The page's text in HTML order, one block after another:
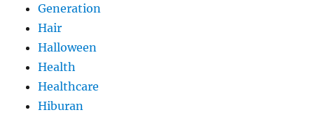
Generation
Hair
Halloween
Health
Healthcare
Hiburan